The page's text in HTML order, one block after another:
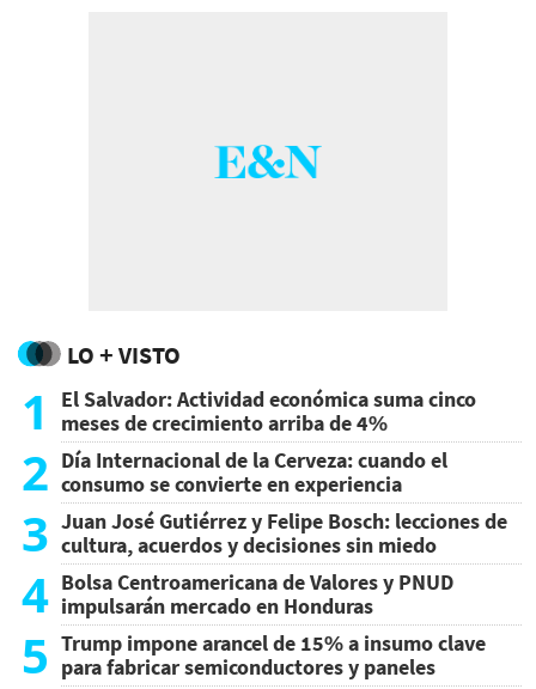
LO + VISTO
1
El Salvador: Actividad económica suma cinco
meses de crecimiento arriba de 4%
2 Día Internacional de la Cerveza: cuando el
consumo se convierte en experiencia
3 Juan José Gutiérrez y Felipe Bosch: lecciones de
cultura, acuerdos y decisiones sin miedo
4 Bolsa Centroamericana de Valores y PNUD
impulsarán mercado en Honduras
5 Trump impone arancel de 15% a insumo clave
para fabricar semiconductores y paneles